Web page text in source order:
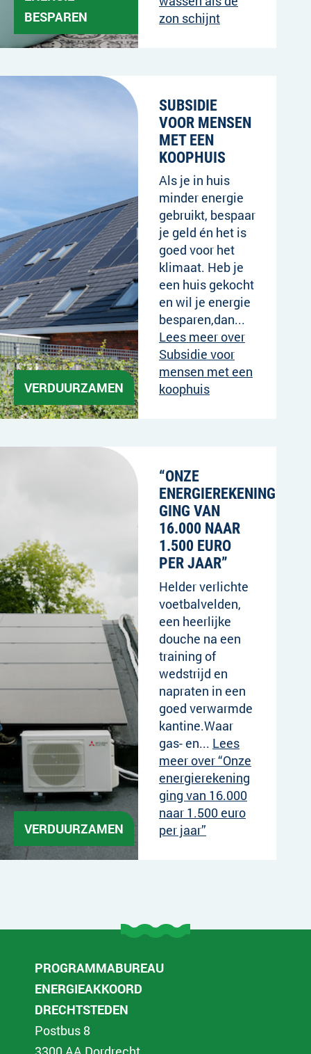
BESPAREN
zon schijnt
VERDUURZAMEN
SUBSIDIE
VOOR MENSEN
MET EEN
KOOPHUIS
Als je in huis
minder energie
gebruikt, bespaar
je geld én het is
goed voor het
klimaat. Heb je
een huis gekocht
en wil je energie
besparen,dan...
Lees meer over
Subsidie voor
mensen met een
koophuis
VERDUURZAMEN
“ONZE
ENERGIEREKENING
GING VAN
16.000 NAAR
1.500 EURO
PER JAAR”
Helder verlichte
voetbalvelden,
een heerlijke
douche na een
training of
wedstrijd en
napraten in een
goed verwarmde
kantine.Waar
gas- en... Lees
meer over “Onze
energierekening
ging van 16.000
naar 1.500 euro
per jaar”
PROGRAMMABUREAU
ENERGIEAKKOORD
DRECHTSTEDEN
Postbus 8